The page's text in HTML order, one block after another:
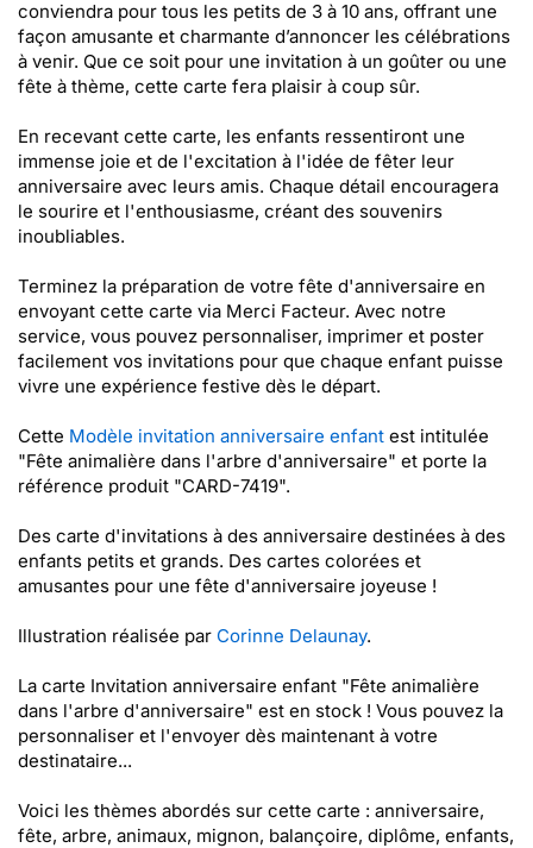
conviendra pour tous les petits de 3 à 10 ans, offrant une
façon amusante et charmante d’annoncer les célébrations
à venir. Que ce soit pour une invitation à un goûter ou une
fête à thème, cette carte fera plaisir à coup sûr.
En recevant cette carte, les enfants ressentiront une
immense joie et de l'excitation à l'idée de fêter leur
anniversaire avec leurs amis. Chaque détail encouragera
le sourire et l'enthousiasme, créant des souvenirs
inoubliables.
Terminez la préparation de votre fête d'anniversaire en
envoyant cette carte via Merci Facteur. Avec notre
service, vous pouvez personnaliser, imprimer et poster
facilement vos invitations pour que chaque enfant puisse
vivre une expérience festive dès le départ.
Cette Modèle invitation anniversaire enfant est intitulée
"Fête animalière dans l'arbre d'anniversaire" et porte la
référence produit "CARD-7419".
Des carte d'invitations à des anniversaire destinées à des
enfants petits et grands. Des cartes colorées et
amusantes pour une fête d'anniversaire joyeuse !
Illustration réalisée par Corinne Delaunay.
La carte Invitation anniversaire enfant "Fête animalière
dans l'arbre d'anniversaire" est en stock ! Vous pouvez la
personnaliser et l'envoyer dès maintenant à votre
destinataire...
Voici les thèmes abordés sur cette carte : anniversaire,
fête, arbre, animaux, mignon, balançoire, diplôme, enfants,